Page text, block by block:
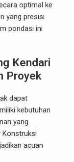
optimal ke
yang presisi
pondasi ini
Kendari
Proyek
dapat
kebutuhan
yang
Konstruksi
acuan